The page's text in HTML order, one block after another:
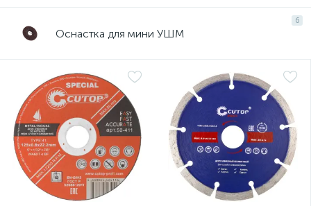
6
Оснастка для мини УШМ